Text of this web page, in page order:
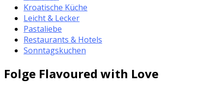
Kroatische Küche
Leicht & Lecker
Pastaliebe
Restaurants & Hotels
Sonntagskuchen
Folge Flavoured with Love